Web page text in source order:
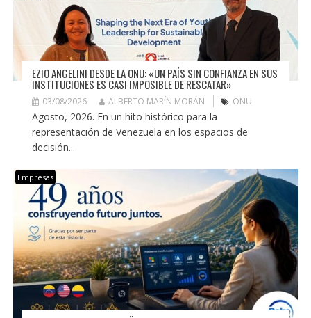
EZIO ANGELINI DESDE LA ONU: «UN PAÍS SIN CONFIANZA EN SUS
INSTITUCIONES ES CASI IMPOSIBLE DE RESCATAR»
03/08/2026 ALBERTO MARÍN MORÁN ONU
Agosto, 2026. En un hito histórico para la
representación de Venezuela en los espacios de
decisión...
Empresas